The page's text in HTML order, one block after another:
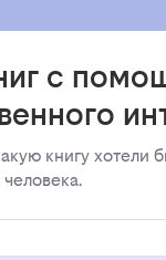
с
книгу хотели